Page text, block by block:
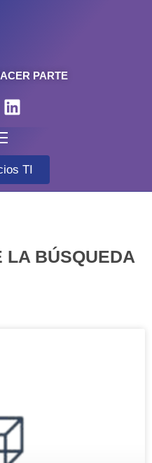
PARTE
TI
LA BÚSQUEDA